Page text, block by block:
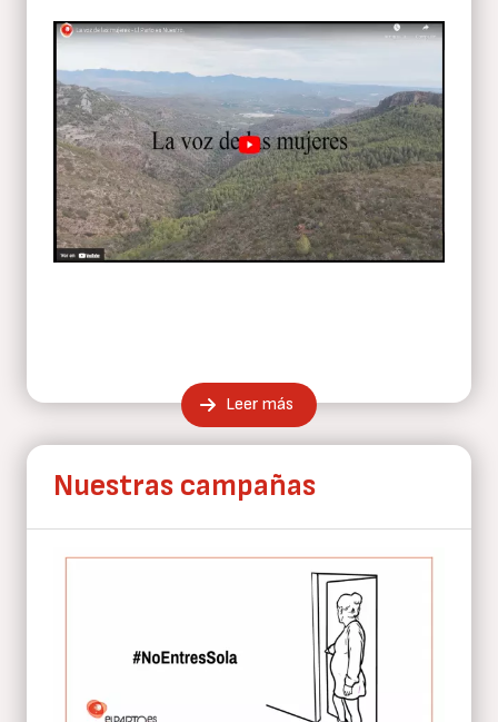
Leer más
Nuestras campañas